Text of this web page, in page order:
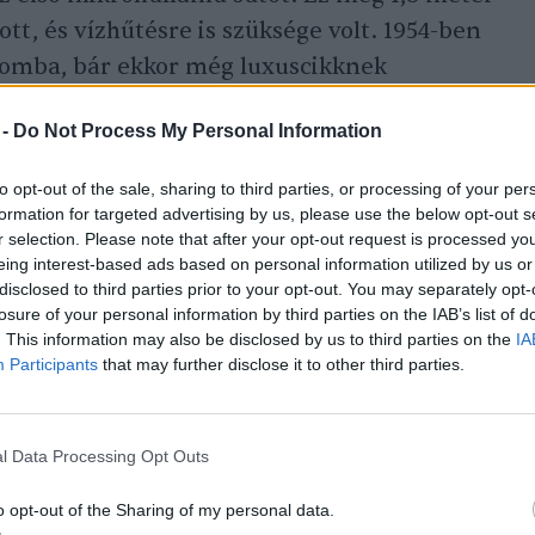
Do Not Process My Personal Information
opt-out of the sale, sharing to third parties, or processing of your
for targeted advertising by us, please use the below opt-out
selection. Please note that after your opt-out request is processed
interest-based ads based on personal information utilized by us
to third parties prior to your opt-out. You may separately
of your personal information by third parties on the IAB’s list of
This information may also be disclosed by us to third parties on the
Participants that may further disclose it to other third parties.
Data Processing Opt Outs
opt-out of the Sharing of my personal data.
és vízhűtésre is szüksége volt. 1954-ben
bár ekkor még luxuscikknek
mérséklődött a mérete és az ára is.
otthonokban, a 90-es évek végére
volt belőle. Hazánkba a 90-es évek elején
nélkülözhetetlenné vált. Elsőként
használták, csak ezt követően került át